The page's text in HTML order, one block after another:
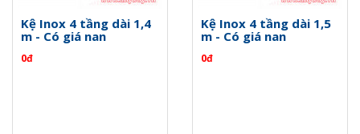
Kệ Inox 4 tầng dài 1,4
m - Có giá nan
0đ
Kệ Inox 4 tầng dài 1,5
m - Có giá nan
0đ